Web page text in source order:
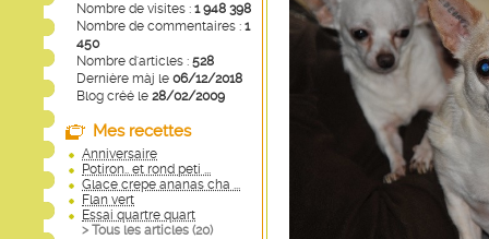
Nombre de visites : 1 948 398
Nombre de commentaires : 1
450
Nombre d'articles : 528
Dernière màj le 06/12/2018
Blog créé le 28/02/2009
Mes recettes
Anniversaire
Potiron.. et rond peti ...
Glace crepe ananas cha ...
Flan vert
Essai quartre quart
> Tous les articles (20)